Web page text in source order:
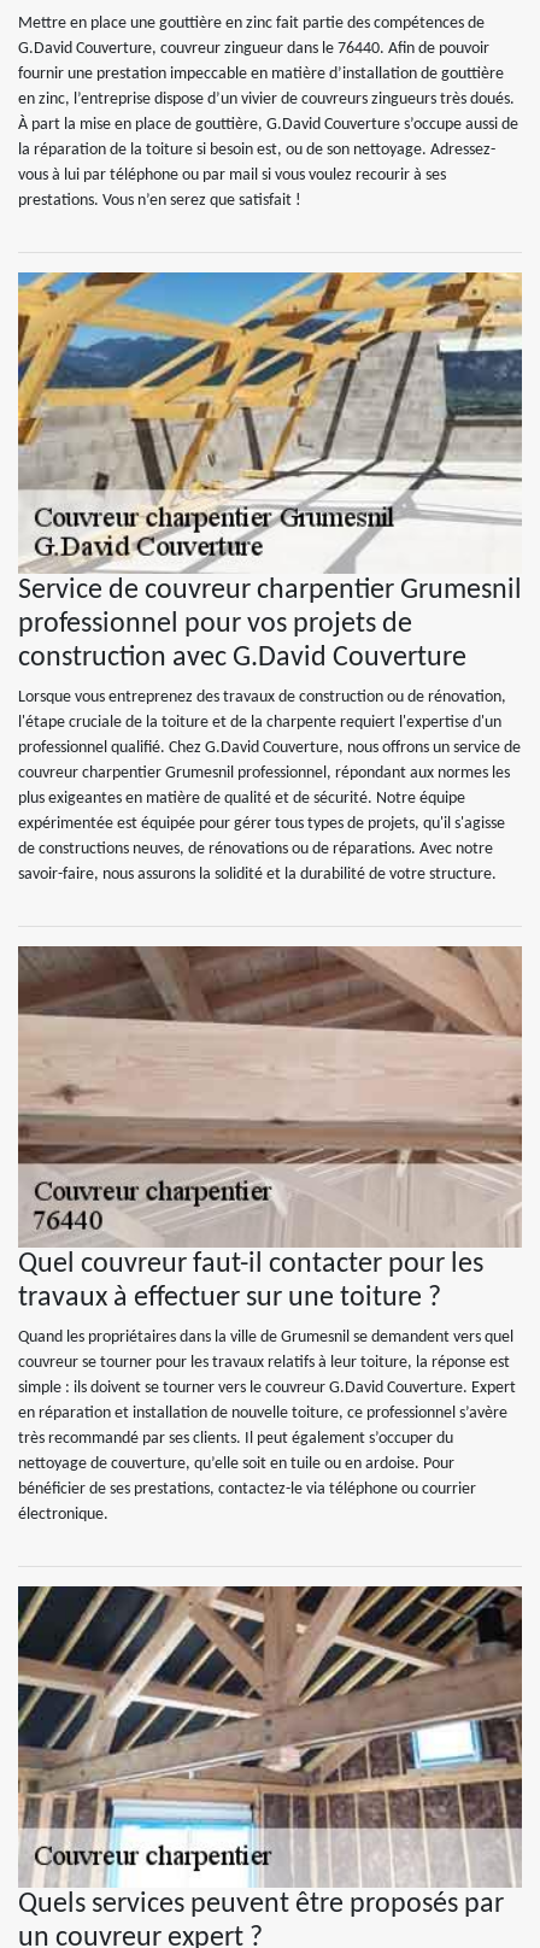
Mettre en place une gouttière en zinc fait partie des compétences de
G.David Couverture, couvreur zingueur dans le 76440. Afin de pouvoir
fournir une prestation impeccable en matière d’installation de gouttière
en zinc, l’entreprise dispose d’un vivier de couvreurs zingueurs très doués.
À part la mise en place de gouttière, G.David Couverture s’occupe aussi de
la réparation de la toiture si besoin est, ou de son nettoyage. Adressez-
vous à lui par téléphone ou par mail si vous voulez recourir à ses
prestations. Vous n’en serez que satisfait !
Service de couvreur charpentier Grumesnil
professionnel pour vos projets de
construction avec G.David Couverture
Lorsque vous entreprenez des travaux de construction ou de rénovation,
l'étape cruciale de la toiture et de la charpente requiert l'expertise d'un
professionnel qualifié. Chez G.David Couverture, nous offrons un service de
couvreur charpentier Grumesnil professionnel, répondant aux normes les
plus exigeantes en matière de qualité et de sécurité. Notre équipe
expérimentée est équipée pour gérer tous types de projets, qu'il s'agisse
de constructions neuves, de rénovations ou de réparations. Avec notre
savoir-faire, nous assurons la solidité et la durabilité de votre structure.
Quel couvreur faut-il contacter pour les
travaux à effectuer sur une toiture ?
Quand les propriétaires dans la ville de Grumesnil se demandent vers quel
couvreur se tourner pour les travaux relatifs à leur toiture, la réponse est
simple : ils doivent se tourner vers le couvreur G.David Couverture. Expert
en réparation et installation de nouvelle toiture, ce professionnel s’avère
très recommandé par ses clients. Il peut également s’occuper du
nettoyage de couverture, qu’elle soit en tuile ou en ardoise. Pour
bénéficier de ses prestations, contactez-le via téléphone ou courrier
électronique.
Quels services peuvent être proposés par
un couvreur expert ?